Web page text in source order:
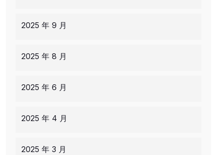
2025 年 9 月
2025 年 8 月
2025 年 6 月
2025 年 4 月
2025 年 3 月